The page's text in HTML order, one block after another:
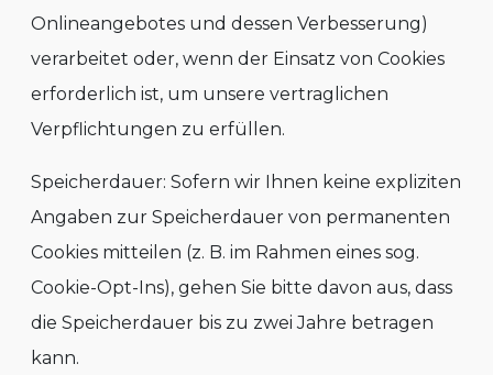
Onlineangebotes und dessen Verbesserung)
verarbeitet oder, wenn der Einsatz von Cookies
erforderlich ist, um unsere vertraglichen
Verpflichtungen zu erfüllen.
Speicherdauer: Sofern wir Ihnen keine expliziten
Angaben zur Speicherdauer von permanenten
Cookies mitteilen (z. B. im Rahmen eines sog.
Cookie-Opt-Ins), gehen Sie bitte davon aus, dass
die Speicherdauer bis zu zwei Jahre betragen
kann.